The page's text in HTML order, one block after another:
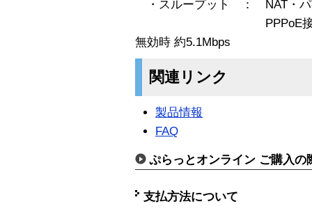
・スループット ： NAT・パ
PPPoE接続、NAT
無効時 約5.1Mbps
関連リンク
製品情報
FAQ
ぷらっとオンライン ご購入の
支払方法について